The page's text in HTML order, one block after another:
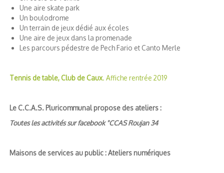
Une aire skate park
Un boulodrome
Un terrain de jeux dédié aux écoles
Une aire de jeux dans la promenade
Les parcours pédestre de Pech Fario et Canto Merle
Tennis de table, Club de Caux. Affiche rentrée 2019
Le C.C.A.S. Pluricommunal propose des ateliers :
Toutes les activités sur facebook "CCAS Roujan 34
Maisons de services au public : Ateliers numériques